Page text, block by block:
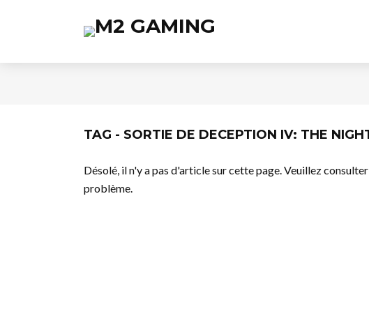
TAG - SORTIE DE DECEPTION IV: THE
Désolé, il n'y a pas d'article sur cette page. Veuillez
problème.